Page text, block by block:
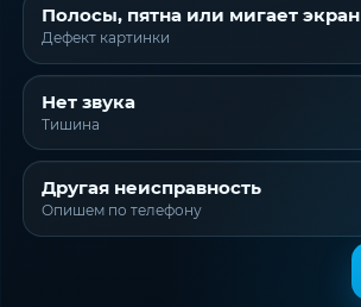
Полосы, пятна или мигает экран
Дефект картинки
Нет звука
Тишина
Другая неисправность
Опишем по телефону